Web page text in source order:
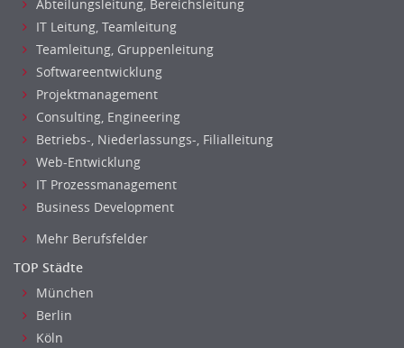
Abteilungsleitung, Bereichsleitung
IT Leitung, Teamleitung
Teamleitung, Gruppenleitung
Softwareentwicklung
Projektmanagement
Consulting, Engineering
Betriebs-, Niederlassungs-, Filialleitung
Web-Entwicklung
IT Prozessmanagement
Business Development
Mehr Berufsfelder
TOP Städte
München
Berlin
Köln